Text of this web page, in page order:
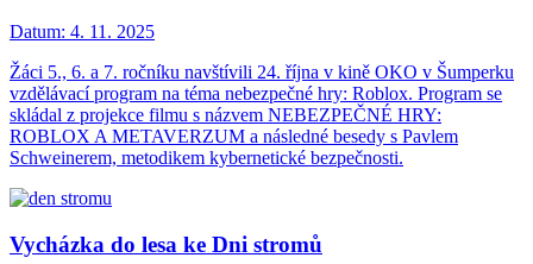
Datum: 4. 11. 2025
Žáci 5., 6. a 7. ročníku navštívili 24. října v kině OKO v Šumperku
vzdělávací program na téma nebezpečné hry: Roblox. Program se
skládal z projekce filmu s názvem NEBEZPEČNÉ HRY:
ROBLOX A METAVERZUM a následné besedy s Pavlem
Schweinerem, metodikem kybernetické bezpečnosti.
Vycházka do lesa ke Dni stromů